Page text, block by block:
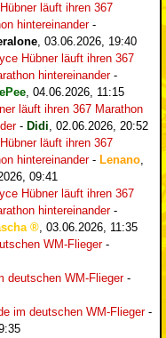
läuft ihren 367
hintereinander-
, 03.06.2026, 19:40
Hübner läuft ihren 367
hintereinander-
, 04.06.2026, 11:15
läuft ihren 367 Marathon
- Didi, 02.06.2026, 20:52
läuft ihren 367
hintereinander- Lenano,
09:41
Hübner läuft ihren 367
hintereinander-
, 03.06.2026, 11:35
WM-Flieger-
deutschen WM-Flieger-
im deutschen WM-Flieger-